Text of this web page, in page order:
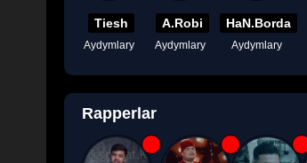
Tiesh
Aydymlary
A.Robi
Aydymlary
HaN.Borda
Aydymlary
Rapperlar